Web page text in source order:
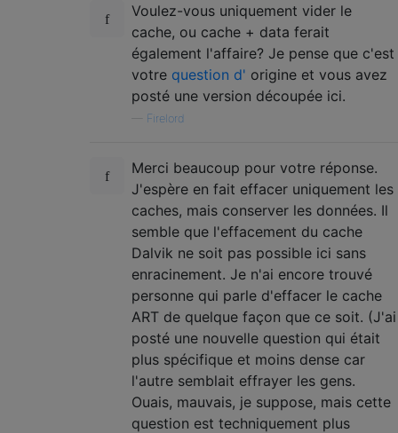
Voulez-vous uniquement vider le
cache, ou cache + data ferait
également l'affaire? Je pense que c'est
votre question d' origine et vous avez
posté une version découpée ici.
Firelord
Merci beaucoup pour votre réponse.
J'espère en fait effacer uniquement les
caches, mais conserver les données. Il
semble que l'effacement du cache
Dalvik ne soit pas possible ici sans
enracinement. Je n'ai encore trouvé
personne qui parle d'effacer le cache
ART de quelque façon que ce soit. (J'ai
posté une nouvelle question qui était
plus spécifique et moins dense car
l'autre semblait effrayer les gens.
Ouais, mauvais, je suppose, mais cette
question est techniquement plus